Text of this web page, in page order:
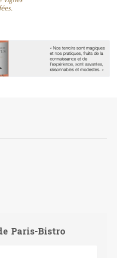
Paris-Bistro